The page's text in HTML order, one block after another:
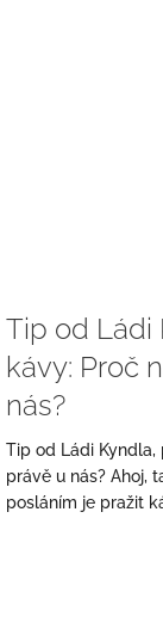
Tip od Ládi
kávy: Proč
nás?
Tip od Ládi
právě u nás? Ahoj,
posláním je pražit